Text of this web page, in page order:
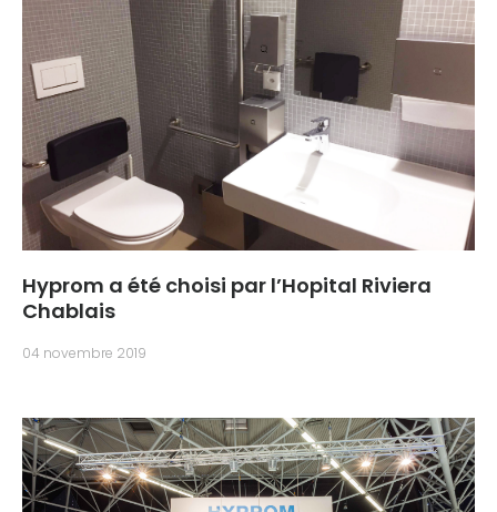
Hyprom a été choisi par l’Hopital Riviera
Chablais
04 novembre 2019